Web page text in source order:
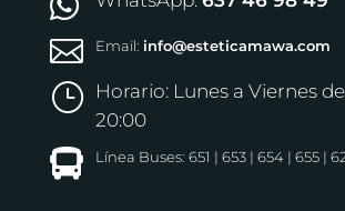
 Email: info@esteticamawa.com
}
Horario: Lunes a Viernes de
20:00
 Línea Buses: 651 | 653 | 654 | 655 |